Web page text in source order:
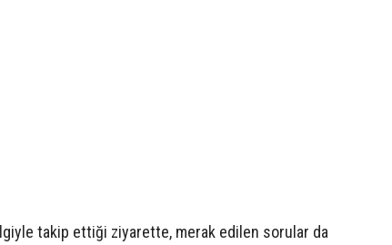
takip ettiği ziyarette, merak edilen sorular da